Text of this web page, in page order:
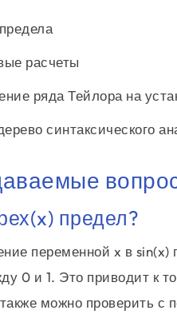
расчеты
ряда Тейлора на
синтаксического
предел?
переменной x в
0 и 1. Это приводит к
можно проверить с